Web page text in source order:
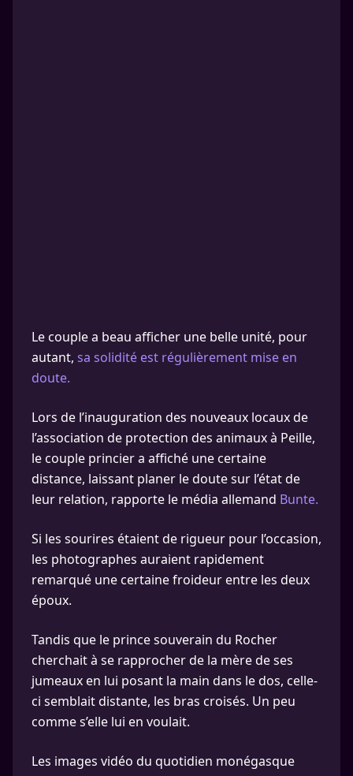
Le couple a beau afficher une belle unité, pour
autant, sa solidité est régulièrement mise en
doute.
Lors de l’inauguration des nouveaux locaux de
l’association de protection des animaux à Peille,
le couple princier a affiché une certaine
distance, laissant planer le doute sur l’état de
leur relation, rapporte le média allemand Bunte.
Si les sourires étaient de rigueur pour l’occasion,
les photographes auraient rapidement
remarqué une certaine froideur entre les deux
époux.
Tandis que le prince souverain du Rocher
cherchait à se rapprocher de la mère de ses
jumeaux en lui posant la main dans le dos, celle-
ci semblait distante, les bras croisés. Un peu
comme s’elle lui en voulait.
Les images vidéo du quotidien monégasque